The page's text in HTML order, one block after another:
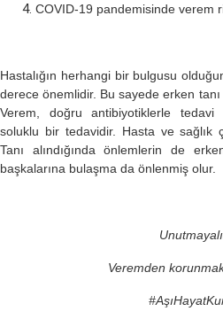
COVID-19 pandemisinde verem
Hastalığın herhangi bir bulgusu
derece önemlidir. Bu sayede erken tanı
Verem, doğru antibiyotiklerle tedavi
soluklu bir tedavidir. Hasta ve sağlık
Tanı alındığında önlemlerin de
başkalarına bulaşma da önlenmiş olur.
Veremden